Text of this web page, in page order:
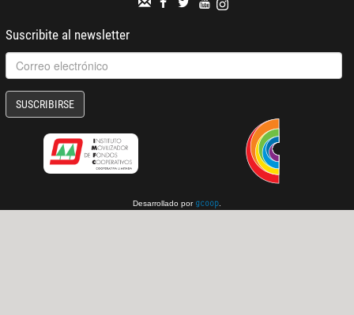
Suscribite al newsletter
SUSCRIBIRSE
Desarrollado por gcoop